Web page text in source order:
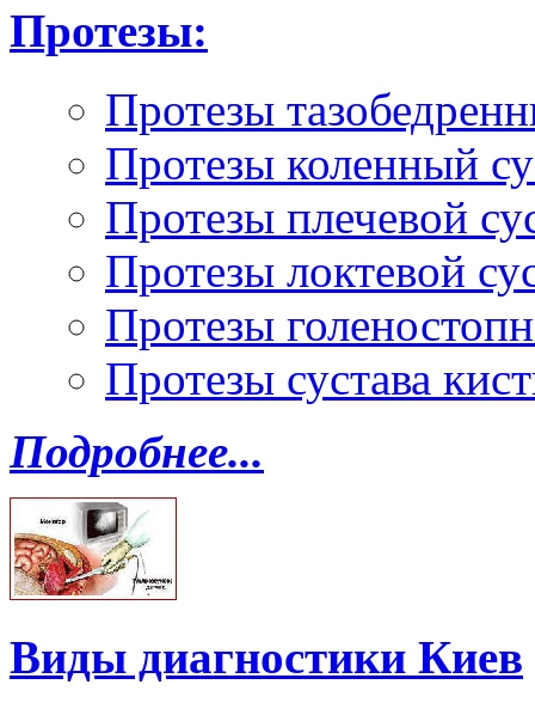
Протезы:
Протезы
Протезы коленный
Протезы плечевой
Протезы локтевой
Протезы
Протезы сустава
Подробнее...
Виды диагностики Киев